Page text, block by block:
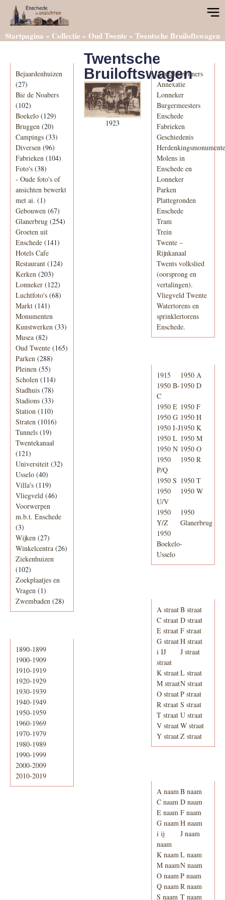
Startpagina » Collectie » Oud Twente » Twentsche Bruiloftswagen
Bejaardenhuizen
(27)
Bie de Noabers
(102)
Boekelo (129)
Bruggen (20)
Campings (33)
Diversen (96)
Fabrieken (104)
Foto's (38)
- Oude foto's of
ansichten bewerkt
met ai. (1)
Gebouwen (67)
Glanerbrug (254)
Groeten uit
Enschede (141)
Hotels Cafe
Restaurant (124)
Kerken (203)
Lonneker (122)
Luchtfoto's (68)
Markt (141)
Monumenten
Kunstwerken (33)
Musea (82)
Oud Twente (165)
Parken (288)
Pleinen (55)
Scholen (114)
Stadhuis (78)
Stadions (33)
Station (110)
Straten (1016)
Tunnels (19)
Twentekanaal
(121)
Universiteit (32)
Usselo (40)
Villa's (119)
Vliegveld (46)
Voorwerpen
m.b.t. Enschede
(3)
Wijken (27)
Winkelcentra (26)
Ziekenhuizen
(102)
Zoekplaatjes en
Vragen (1)
Zwembaden (28)
1890-1899
1900-1909
1910-1919
1920-1929
1930-1939
1940-1949
1950-1959
1960-1969
1970-1979
1980-1989
1990-1999
2000-2009
2010-2019
Twentsche
Bruiloftswagen
1923
Informatie
Aantal inwoners
Annexatie
Lonneker
Burgermeesters
Enschede
Fabrieken
Geschiedenis
Molens in
Enschede en
Lonneker
Parken
Plattegronden
Enschede
Tram
Trein
Twente –
Rijnkanaal
Twents volkslied
(oorsprong en
vertalingen).
Vliegveld Twente
Watertorens en
sprinklertorens
Enschede.
1915
1950 A
1950 B-
C
1950 D
1950 E 1950 F
1950 G 1950 H
1950 I-J1950 K
1950 L 1950 M
1950 N 1950 O
1950
P/Q
1950 R
1950 S 1950 T
1950
U/V
1950 W
1950
Y/Z
1950
Glanerbrug
1950
Boekelo-
Usselo
A straatB straat
C straat D straat
E straat F straat
G straatH straat
i IJ
straat
J straat
K straatL straat
M straatN straat
O straatP straat
R straat S straat
T straat U straat
V straatW straat
Y straatZ straat
A naamB naam
C naam D naam
E naam F naam
G naamH naam
i ij
naam
J naam
K naamL naam
M naamN naam
O naamP naam
Q naamR naam
S naam T naam